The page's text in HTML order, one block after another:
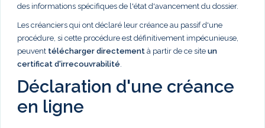
des informations spécifiques de l'état d'avancement du dossier.
Les créanciers qui ont déclaré leur créance au passif d'une
procédure, si cette procédure est définitivement impécunieuse,
peuvent télécharger directement à partir de ce site un
certificat d'irrecouvrabilité.
Déclaration d'une créance
en ligne